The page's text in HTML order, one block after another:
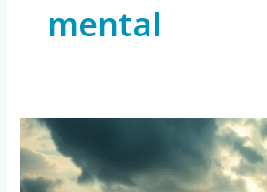
mental
¿La
Ansiedad
Tiene